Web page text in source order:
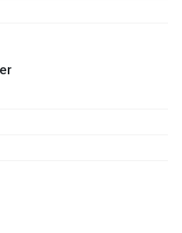
AC Adapter 45Wh